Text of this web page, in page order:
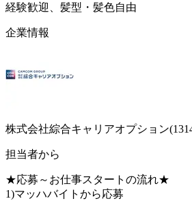
経験歓迎、髪型・髪色自由
企業情報
株式会社綜合キャリアオプション
担当者から
★応募～お仕事スタートの流れ★
1)マッハバイトから応募